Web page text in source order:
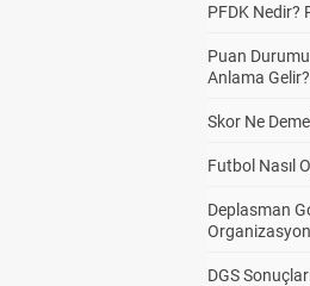
PFDK Nedir?
Puan
Anlama Gelir?
Skor Ne
Futbol Nasıl
Deplasman
DGS